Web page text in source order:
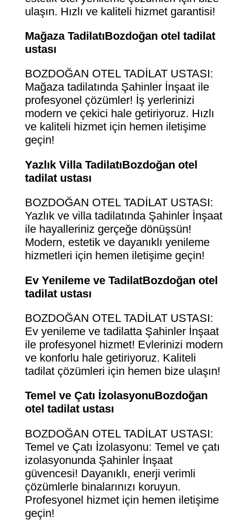
ulaşın. Hızlı ve kaliteli hizmet garantisi!
Mağaza TadilatıBozdoğan otel tadilat
ustası
BOZDOĞAN OTEL TADİLAT USTASI:
Mağaza tadilatında Şahinler İnşaat ile
profesyonel çözümler! İş yerlerinizi
modern ve çekici hale getiriyoruz. Hızlı
ve kaliteli hizmet için hemen iletişime
geçin!
Yazlık Villa TadilatıBozdoğan otel
tadilat ustası
BOZDOĞAN OTEL TADİLAT USTASI:
Yazlık ve villa tadilatında Şahinler İnşaat
ile hayalleriniz gerçeğe dönüşsün!
Modern, estetik ve dayanıklı yenileme
hizmetleri için hemen iletişime geçin!
Ev Yenileme ve TadilatBozdoğan otel
tadilat ustası
BOZDOĞAN OTEL TADİLAT USTASI:
Ev yenileme ve tadilatta Şahinler İnşaat
ile profesyonel hizmet! Evlerinizi modern
ve konforlu hale getiriyoruz. Kaliteli
tadilat çözümleri için hemen bize ulaşın!
Temel ve Çatı İzolasyonuBozdoğan
otel tadilat ustası
BOZDOĞAN OTEL TADİLAT USTASI:
Temel ve Çatı İzolasyonu: Temel ve çatı
izolasyonunda Şahinler İnşaat
güvencesi! Dayanıklı, enerji verimli
çözümlerle binalarınızı koruyun.
Profesyonel hizmet için hemen iletişime
geçin!